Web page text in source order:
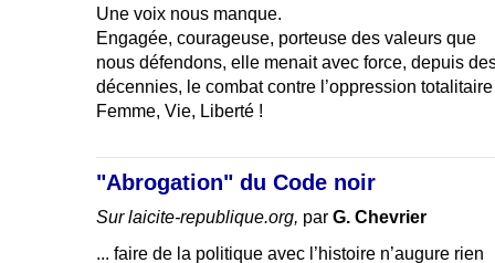
Une voix nous manque.
Engagée, courageuse, porteuse des valeurs que
nous défendons, elle menait avec force, depuis
décennies, le combat contre l’oppression totalitaire
Femme, Vie, Liberté !
"Abrogation" du Code noir
Sur laicite-republique.org, par G. Chevrier
... faire de la politique avec l’histoire n’augure rien